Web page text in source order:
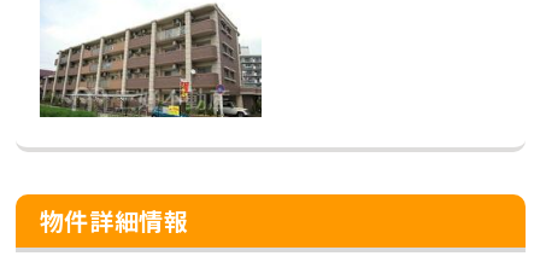
物件詳細情報